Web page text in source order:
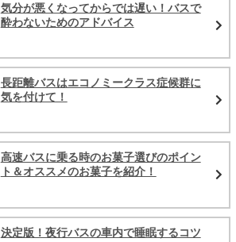
気分が悪くなってからでは遅い！バスで
酔わないためのアドバイス
長距離バスはエコノミークラス症候群に
気を付けて！
高速バスに乗る時のお菓子選びのポイン
ト＆オススメのお菓子を紹介！
決定版！夜行バスの車内で睡眠するコツ